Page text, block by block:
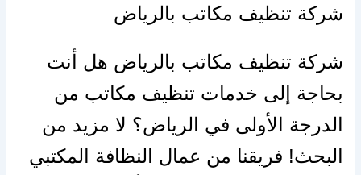
شركة تنظيف مكاتب بالرياض
شركة تنظيف مكاتب بالرياض هل أنت
بحاجة إلى خدمات تنظيف مكاتب من
الدرجة الأولى في الرياض؟ لا مزيد من
البحث! فريقنا من عمال النظافة المكتبي